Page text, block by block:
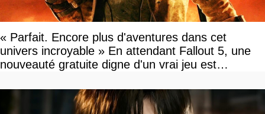
« Parfait. Encore plus d'aventures dans cet
univers incroyable » En attendant Fallout 5, une
nouveauté gratuite digne d'un vrai jeu est